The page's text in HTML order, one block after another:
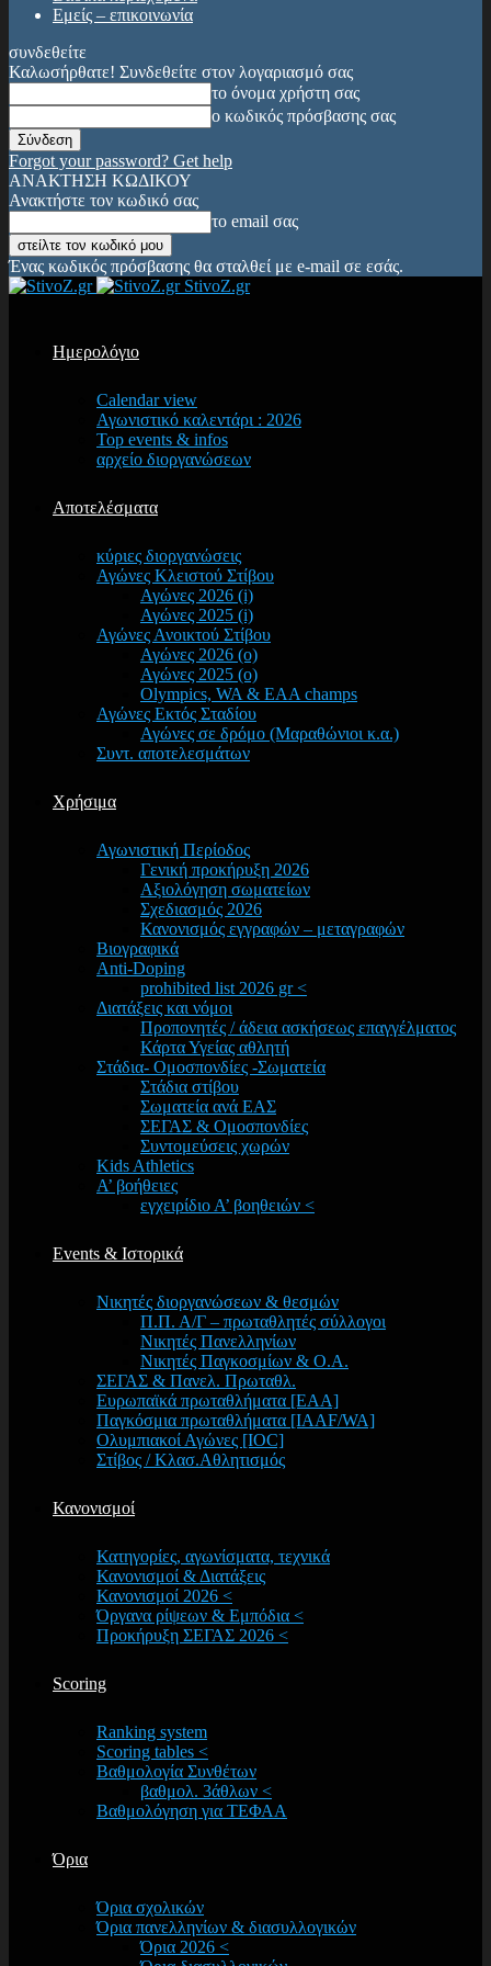
Εμείς – επικοινωνία
συνδεθείτε
Καλωσήρθατε! Συνδεθείτε στον λογαριασμό σας
το όνομα χρήστη σας
ο κωδικός πρόσβασης σας
Forgot your password? Get help
ΑΝΑΚΤΗΣΗ ΚΩΔΙΚΟΥ
Ανακτήστε τον κωδικό σας
το email σας
Ένας κωδικός πρόσβασης θα σταλθεί με e-mail σε εσάς.
StivoZ.gr
Ημερολόγιο
Calendar view
Αγωνιστικό καλεντάρι : 2026
Top events & infos
αρχείο διοργανώσεων
Αποτελέσματα
κύριες διοργανώσεις
Αγώνες Κλειστού Στίβου
Αγώνες 2026 (i)
Αγώνες 2025 (i)
Αγώνες Ανοικτού Στίβου
Αγώνες 2026 (o)
Αγώνες 2025 (o)
Olympics, WA & EAA champs
Αγώνες Εκτός Σταδίου
Αγώνες σε δρόμο (Μαραθώνιοι κ.α.)
Συντ. αποτελεσμάτων
Χρήσιμα
Αγωνιστική Περίοδος
Γενική προκήρυξη 2026
Αξιολόγηση σωματείων
Σχεδιασμός 2026
Κανονισμός εγγραφών – μεταγραφών
Βιογραφικά
Anti-Doping
prohibited list 2026 gr <
Διατάξεις και νόμοι
Προπονητές / άδεια ασκήσεως επαγγέλματος
Κάρτα Υγείας αθλητή
Στάδια- Ομοσπονδίες -Σωματεία
Στάδια στίβου
Σωματεία ανά ΕΑΣ
ΣΕΓΑΣ & Ομοσπονδίες
Συντομεύσεις χωρών
Kids Athletics
Α’ βοήθειες
εγχειρίδιο Α’ βοηθειών <
Events & Ιστορικά
Νικητές διοργανώσεων & θεσμών
Π.Π. Α/Γ – πρωταθλητές σύλλογοι
Νικητές Πανελληνίων
Νικητές Παγκοσμίων & Ο.Α.
ΣΕΓΑΣ & Πανελ. Πρωταθλ.
Ευρωπαϊκά πρωταθλήματα [EAA]
Παγκόσμια πρωταθλήματα [IAAF/WA]
Ολυμπιακοί Αγώνες [IOC]
Στίβος / Κλασ.Αθλητισμός
Κανονισμοί
Κατηγορίες, αγωνίσματα, τεχνικά
Κανονισμοί & Διατάξεις
Κανονισμοί 2026 <
Όργανα ρίψεων & Εμπόδια <
Προκήρυξη ΣΕΓΑΣ 2026 <
Scoring
Ranking system
Scoring tables <
Βαθμολογία Συνθέτων
βαθμολ. 3άθλων <
Βαθμολόγηση για ΤΕΦΑΑ
Όρια
Όρια σχολικών
Όρια πανελληνίων & διασυλλογικών
Όρια 2026 <